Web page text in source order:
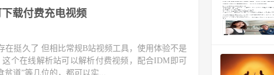
载付费充电视频
在挺久了 但相比常规B站视频工具，使用体验不是
个在线解析站可以解析付费视频，配合IDM即可
贫道”等几位的，都可以实...